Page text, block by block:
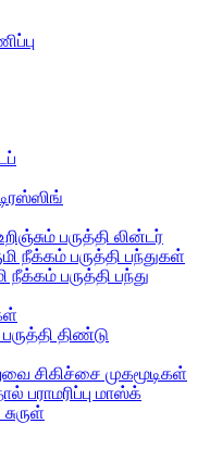
பருத்தி லின்டர்
நீக்கம் பருத்தி பந்துகள்
நீக்கம் பருத்தி பந்து
திண்டு
சிகிச்சை முகமூடிகள்
பராமரிப்பு மாஸ்க்